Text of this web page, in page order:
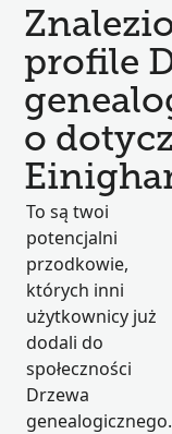
profile
o
To są twoi
potencjalni
przodkowie,
których inni
użytkownicy już
dodali do
społeczności
Drzewa
genealogicznego.